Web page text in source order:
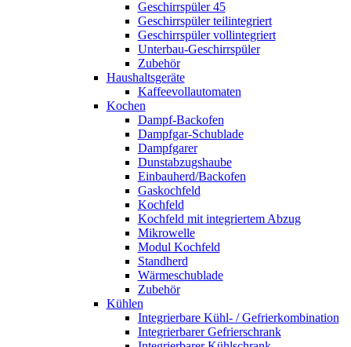
Geschirrspüler 45
Geschirrspüler teilintegriert
Geschirrspüler vollintegriert
Unterbau-Geschirrspüler
Zubehör
Haushaltsgeräte
Kaffeevollautomaten
Kochen
Dampf-Backofen
Dampfgar-Schublade
Dampfgarer
Dunstabzugshaube
Einbauherd/Backofen
Gaskochfeld
Kochfeld
Kochfeld mit integriertem Abzug
Mikrowelle
Modul Kochfeld
Standherd
Wärmeschublade
Zubehör
Kühlen
Integrierbare Kühl- / Gefrierkombination
Integrierbarer Gefrierschrank